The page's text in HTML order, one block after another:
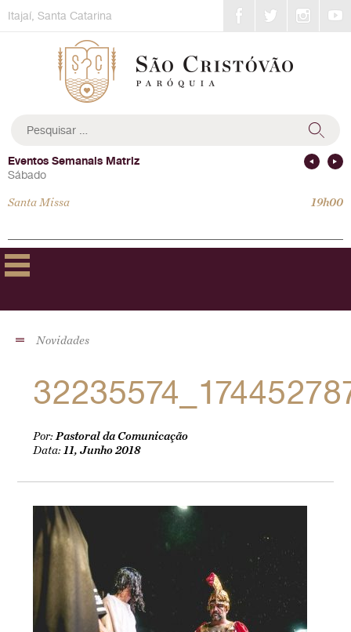
toItajaí, Santa Catarina
por:
Eventos Semanais Matriz
Sábado
Santa Missa 19h00
Novidades
Por:Pastoral da Comunicação
Data:11, Junho 2018